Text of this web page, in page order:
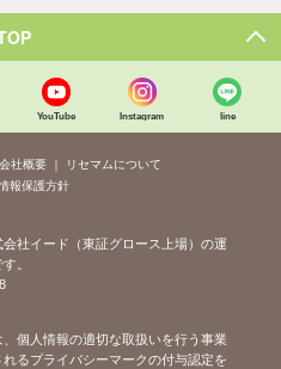
YouTube Instagram line
会社概要
リセマムについて
報保護方針
会社イード（東証グロース上場）の運
。
個人情報の適切な取扱いを行う事業
るプライバシーマークの付与認定を